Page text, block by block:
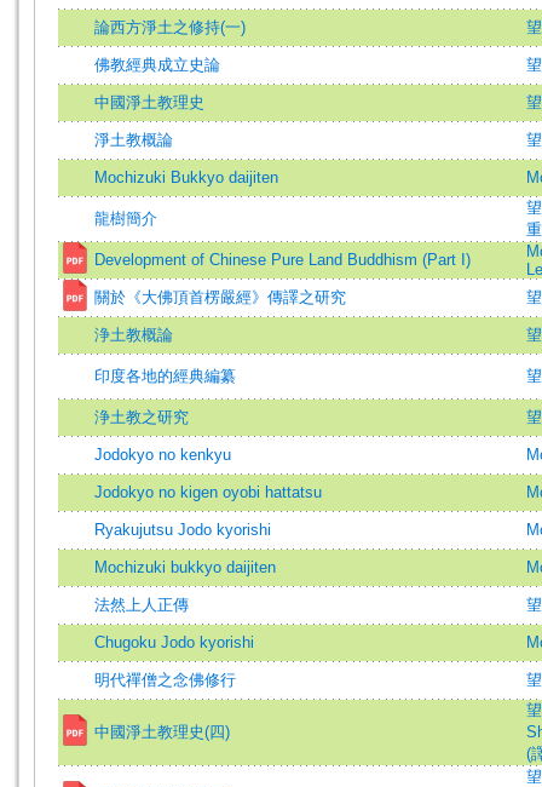
論西方淨土之修持(一)
佛教經典成立史論
中國淨土教理史
淨土教概論
Mochizuki Bukkyo daijiten
龍樹簡介
Development of Chinese Pure Land Buddhism (Part I)
關於《大佛頂首楞嚴經》傳譯之研究
浄土教概論
印度各地的經典編纂
浄土教之研究
Jodokyo no kenkyu
Jodokyo no kigen oyobi hattatsu
Ryakujutsu Jodo kyorishi
Mochizuki bukkyo daijiten
法然上人正傳
Chugoku Jodo kyorishi
明代禪僧之念佛修行
中國淨土教理史(四)
(